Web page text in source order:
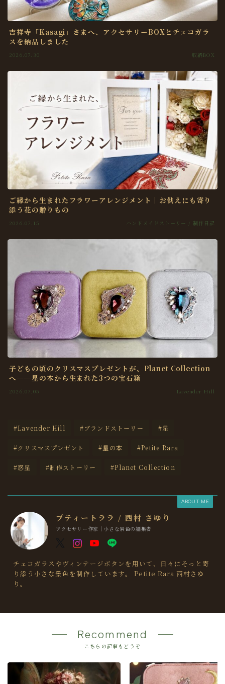
吉祥寺「Kasagi」さまへ、アクセサリーBOXとチェコガラ
スを納品しました
2026.07.30 収納BOX
ご縁から生まれたフラワーアレンジメント｜お供えにも寄り
添う花の贈りもの
2026.07.15 ハンドメイドストーリー / 制作日記
子どもの頃のクリスマスプレゼントが、Planet Collection
へ──星の本から生まれた3つの宝石箱
2026.07.05 Lavender Hill
#Lavender Hill #ブランドストーリー #星
#クリスマスプレゼント #星の本 #Petite Rara
#惑星 #制作ストーリー #Planet Collection
ABOUT ME
プティートララ / 西村 さゆり
アクセサリー作家｜小さな景色の編集者
チェコガラスやヴィンテージボタンを用いて、日々にそっと寄
り添う小さな景色を制作しています。 Petite Rara 西村さゆ
り。
Recommend
こちらの記事もどうぞ